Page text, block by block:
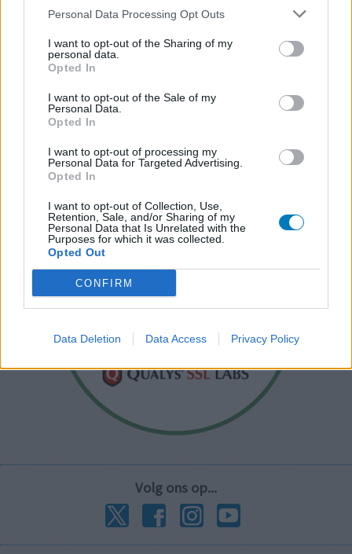
Personal Data Processing Opt Outs
I want to opt-out of the Sharing of my
personal data.
Opted In
I want to opt-out of the Sale of my
Personal Data.
Opted In
I want to opt-out of processing my
Personal Data for Targeted Advertising.
Opted In
I want to opt-out of Collection, Use,
Retention, Sale, and/or Sharing of my
Personal Data that Is Unrelated with the
Purposes for which it was collected.
Opted Out
CONFIRM
Data Deletion Data Access Privacy Policy
Volg ons op...